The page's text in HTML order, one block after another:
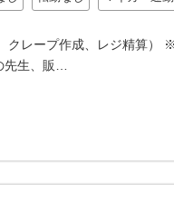
クレープ作成、レジ精算）
生、販…